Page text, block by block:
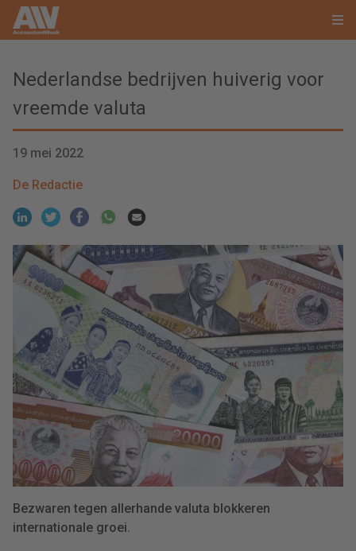
Nederlandse bedrijven huiverig voor
vreemde valuta
19 mei 2022
De Redactie
Bezwaren tegen allerhande valuta blokkeren
internationale groei.